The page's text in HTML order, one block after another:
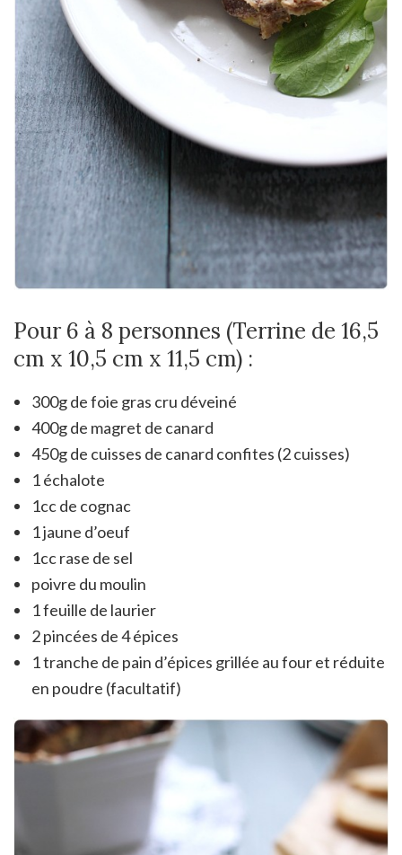
Pour 6 à 8 personnes (Terrine de 16,5
cm x 10,5 cm x 11,5 cm) :
300g de foie gras cru déveiné
400g de magret de canard
450g de cuisses de canard confites (2 cuisses)
1 échalote
1cc de cognac
1 jaune d’oeuf
1cc rase de sel
poivre du moulin
1 feuille de laurier
2 pincées de 4 épices
1 tranche de pain d’épices grillée au four et réduite
en poudre (facultatif)